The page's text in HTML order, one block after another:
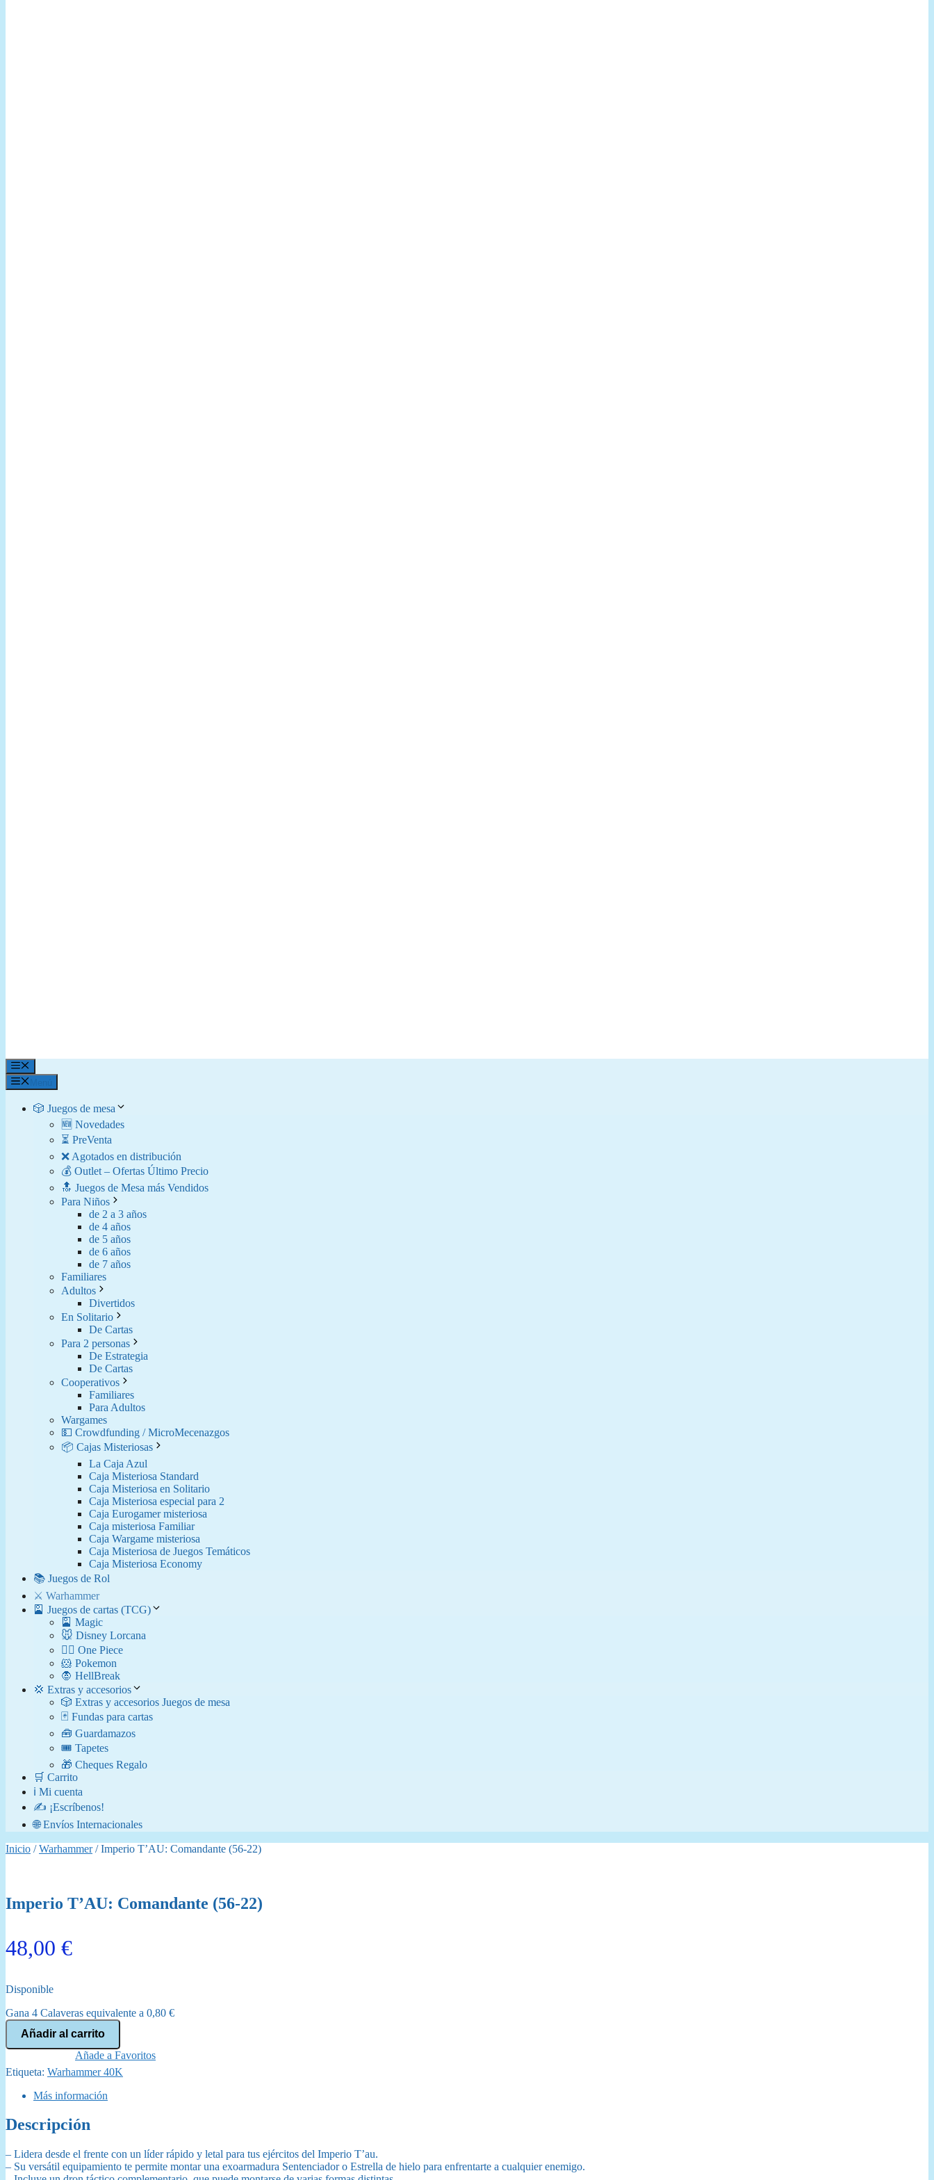
Menú
🎲 Juegos de mesa
🆕 Novedades
⏳ PreVenta
❌ Agotados en distribución
💰 Outlet – Ofertas Último Precio
🔝 Juegos de Mesa más Vendidos
Para Niños
de 2 a 3 años
de 4 años
de 5 años
de 6 años
de 7 años
Familiares
Adultos
Divertidos
En Solitario
De Cartas
Para 2 personas
De Estrategia
De Cartas
Cooperativos
Familiares
Para Adultos
Wargames
💵 Crowdfunding / MicroMecenazgos
📦 Cajas Misteriosas
La Caja Azul
Caja Misteriosa Standard
Caja Misteriosa en Solitario
Caja Misteriosa especial para 2
Caja Eurogamer misteriosa
Caja misteriosa Familiar
Caja Wargame misteriosa
Caja Misteriosa de Juegos Temáticos
Caja Misteriosa Economy
📚 Juegos de Rol
⚔️ Warhammer
🎴 Juegos de cartas (TCG)
🎴 Magic
🐭 Disney Lorcana
🏴‍☠️ One Piece
🐹 Pokemon
🧛​ HellBreak
💢 Extras y accesorios
🎲 Extras y accesorios Juegos de mesa
🃏 Fundas para cartas
🧰 Guardamazos
🎟️ Tapetes
🎁 Cheques Regalo
🛒 Carrito
ℹ️ Mi cuenta
✍️ ¡Escríbenos!
🌐 Envíos Internacionales
Inicio /Warhammer/ Imperio T’AU: Comandante (56-22)
Imperio T’AU: Comandante (56-22)
48,00 €
Disponible
Gana 4 Calaveras equivalente a 0,80 €
Imperio
T'AU:
Comandante
22)
Añadir al carrito
Añade a Favoritos
Etiqueta: Warhammer 40K
Más información
Descripción
– Lidera desde el frente con un líder rápido y letal para tus ejércitos del Imperio T’au.
– Su versátil equipamiento te permite montar una exoarmadura Sentenciador o Estrella de hielo para enfrentarte a cualquier enemigo.